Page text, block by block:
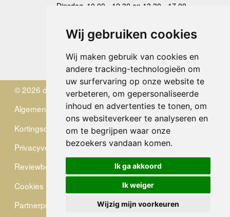
Wij gebruiken cookies
Wij maken gebruik van cookies en
andere tracking-technologieën om
uw surfervaring op onze website te
verbeteren, om gepersonaliseerde
inhoud en advertenties te tonen, om
ons websiteverkeer te analyseren en
om te begrijpen waar onze
bezoekers vandaan komen.
Ik ga akkoord
Ik weiger
Wijzig mijn voorkeuren
Dinsdag 10.00 - 12.30 en 13.30 - 17.00
Donderdag
10.00 - 12.30 en 13.30 - 17.00
Vrijdag 10.00 - 12.30 en 13.30 - 17.00
Zaterdag
gesloten
Zondag gesloten
© 2026 de Zwerver
Algemene Voorwaarden
Kortingscode
Privacyverklaring
Reviewbeleid
Cookies
Partnerprogramma